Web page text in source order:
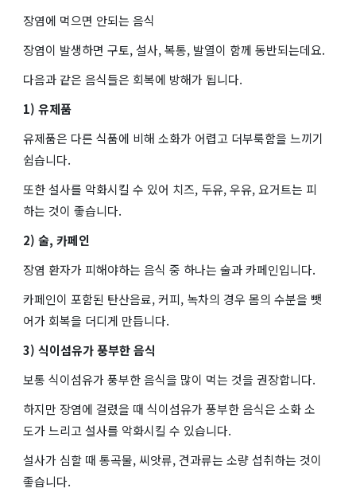
장염에 먹으면 안되는 음식
장염이 발생하면 구토, 설사, 복통, 발열이 함께 동반되는데요.
다음과 같은 음식들은 회복에 방해가 됩니다.
1) 유제품
유제품은 다른 식품에 비해 소화가 어렵고 더부룩함을 느끼기
쉽습니다.
또한 설사를 악화시킬 수 있어 치즈, 두유, 우유, 요거트는 피
하는 것이 좋습니다.
2) 술, 카페인
장염 환자가 피해야하는 음식 중 하나는 술과 카페인입니다.
카페인이 포함된 탄산음료, 커피, 녹차의 경우 몸의 수분을 뺏
어가 회복을 더디게 만듭니다.
3) 식이섬유가 풍부한 음식
보통 식이섬유가 풍부한 음식을 많이 먹는 것을 권장합니다.
하지만 장염에 걸렸을 때 식이섬유가 풍부한 음식은 소화 소
도가 느리고 설사를 악화시킬 수 있습니다.
설사가 심할 때 통곡물, 씨앗류, 견과류는 소량 섭취하는 것이
좋습니다.